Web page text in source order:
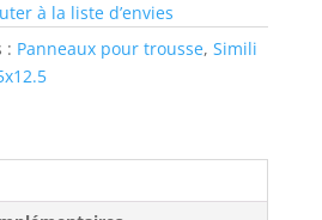
à la liste d’envies
: Panneaux pour trousse, Simili